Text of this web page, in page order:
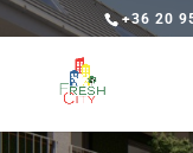
+36 20